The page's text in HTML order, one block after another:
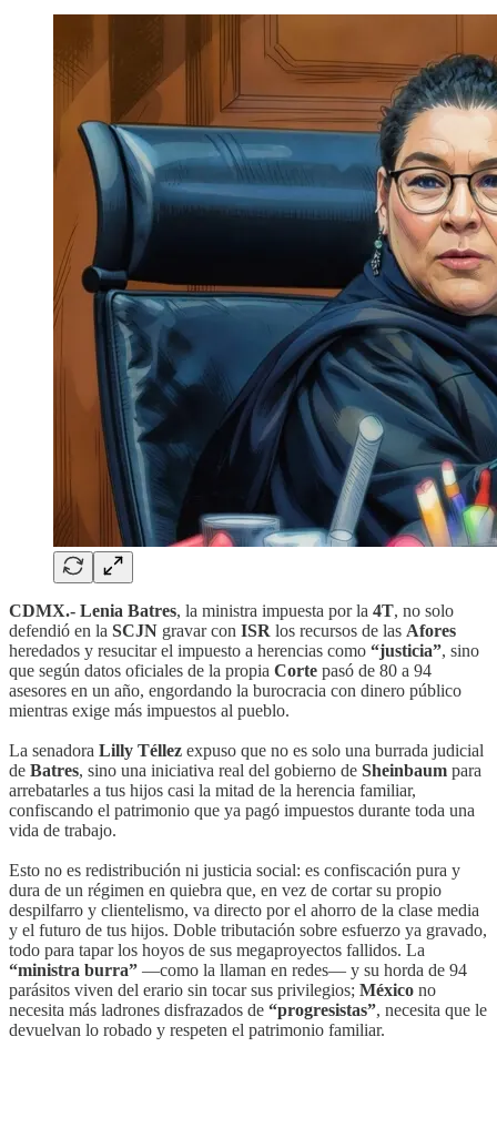
CDMX.- Lenia Batres, la ministra impuesta por la 4T, no solo
defendió en la SCJN gravar con ISR los recursos de las Afores
heredados y resucitar el impuesto a herencias como “justicia”, sino
que según datos oficiales de la propia Corte pasó de 80 a 94
asesores en un año, engordando la burocracia con dinero público
mientras exige más impuestos al pueblo.
La senadora Lilly Téllez expuso que no es solo una burrada judicial
de Batres, sino una iniciativa real del gobierno de Sheinbaum para
arrebatarles a tus hijos casi la mitad de la herencia familiar,
confiscando el patrimonio que ya pagó impuestos durante toda una
vida de trabajo.
Esto no es redistribución ni justicia social: es confiscación pura y
dura de un régimen en quiebra que, en vez de cortar su propio
despilfarro y clientelismo, va directo por el ahorro de la clase media
y el futuro de tus hijos. Doble tributación sobre esfuerzo ya gravado,
todo para tapar los hoyos de sus megaproyectos fallidos. La
“ministra burra” —como la llaman en redes— y su horda de 94
parásitos viven del erario sin tocar sus privilegios; México no
necesita más ladrones disfrazados de “progresistas”, necesita que le
devuelvan lo robado y respeten el patrimonio familiar.